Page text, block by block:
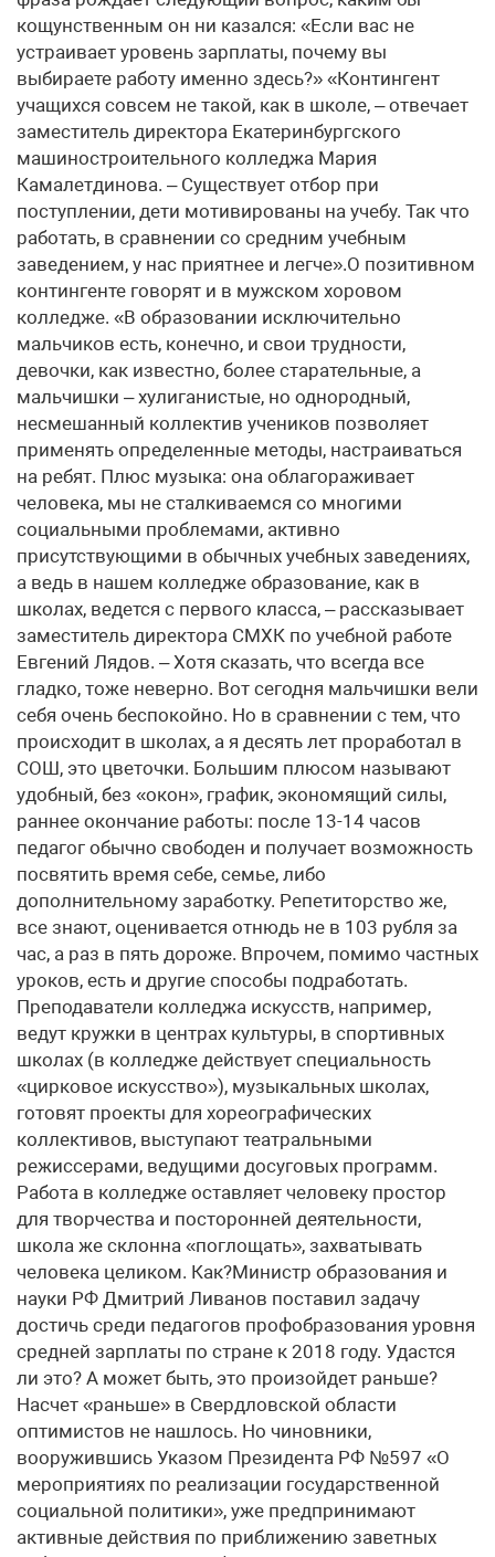
кощунственным он ни казался: «Если вас не
устраивает уровень зарплаты, почему вы
выбираете работу именно здесь?» «Контингент
учащихся совсем не такой, как в школе, – отвечает
заместитель директора Екатеринбургского
машиностроительного колледжа Мария
Камалетдинова. – Существует отбор при
поступлении, дети мотивированы на учебу. Так что
работать, в сравнении со средним учебным
заведением, у нас приятнее и легче».О позитивном
контингенте говорят и в мужском хоровом
колледже. «В образовании исключительно
мальчиков есть, конечно, и свои трудности,
девочки, как известно, более старательные, а
мальчишки – хулиганистые, но однородный,
несмешанный коллектив учеников позволяет
применять определенные методы, настраиваться
на ребят. Плюс музыка: она облагораживает
человека, мы не сталкиваемся со многими
социальными проблемами, активно
присутствующими в обычных учебных заведениях,
а ведь в нашем колледже образование, как в
школах, ведется с первого класса, – рассказывает
заместитель директора СМХК по учебной работе
Евгений Лядов. – Хотя сказать, что всегда все
гладко, тоже неверно. Вот сегодня мальчишки вели
себя очень беспокойно. Но в сравнении с тем, что
происходит в школах, а я десять лет проработал в
СОШ, это цветочки. Большим плюсом называют
удобный, без «окон», график, экономящий силы,
раннее окончание работы: после 13-14 часов
педагог обычно свободен и получает возможность
посвятить время себе, семье, либо
дополнительному заработку. Репетиторство же,
все знают, оценивается отнюдь не в 103 рубля за
час, а раз в пять дороже. Впрочем, помимо частных
уроков, есть и другие способы подработать.
Преподаватели колледжа искусств, например,
ведут кружки в центрах культуры, в спортивных
школах (в колледже действует специальность
«цирковое искусство»), музыкальных школах,
готовят проекты для хореографических
коллективов, выступают театральными
режиссерами, ведущими досуговых программ.
Работа в колледже оставляет человеку простор
для творчества и посторонней деятельности,
школа же склонна «поглощать», захватывать
человека целиком. Как?Министр образования и
науки РФ Дмитрий Ливанов поставил задачу
достичь среди педагогов профобразования уровня
средней зарплаты по стране к 2018 году. Удастся
ли это? А может быть, это произойдет раньше?
Насчет «раньше» в Свердловской области
оптимистов не нашлось. Но чиновники,
вооружившись Указом Президента РФ №597 «О
мероприятиях по реализации государственной
социальной политики», уже предпринимают
активные действия по приближению заветных